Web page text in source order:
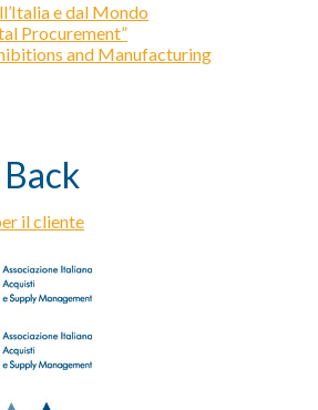
e dal Mondo
Procurement”
and Manufacturing
Back
il cliente